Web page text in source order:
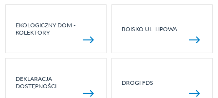
EKOLOGICZNY DOM -
KOLEKTORY
BOISKO UL. LIPOWA
DEKLARACJA
DOSTĘPNOŚCI
DROGI FDS